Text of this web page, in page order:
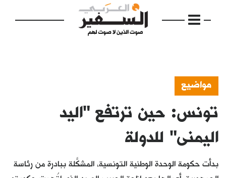
الرئيسية
مواضيع
فكرة
مواضيع
تونس: حين ترتفع "اليد
اليمنى" للدولة
بدأت حكومة الوحدة الوطنية التونسية، المشكَّلة ببادرة من رئاسة